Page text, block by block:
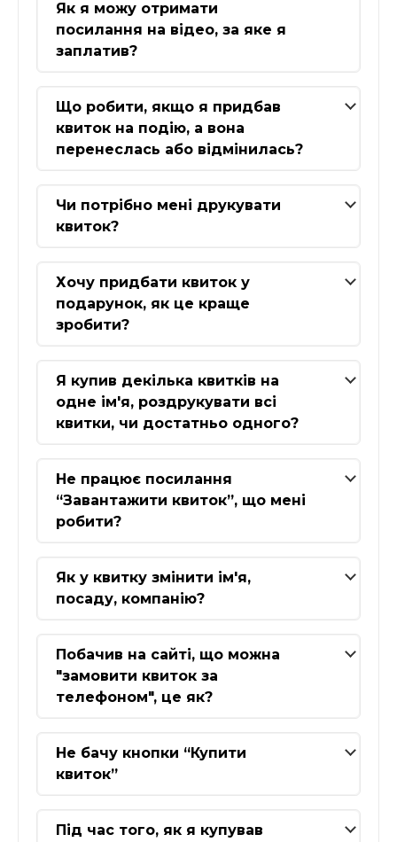
Як я можу отримати
посилання на відео, за яке я
заплатив?
Що робити, якщо я придбав
квиток на подію, а вона
перенеслась або відмінилась?
Чи потрібно мені друкувати
квиток?
Хочу придбати квиток у
подарунок, як це краще
зробити?
Я купив декілька квитків на
одне ім'я, роздрукувати всі
квитки, чи достатньо одного?
Не працює посилання
“Завантажити квиток”, що мені
робити?
Як у квитку змінити ім'я,
посаду, компанію?
Побачив на сайті, що можна
"замовити квиток за
телефоном", це як?
Не бачу кнопки “Купити
квиток”
Під час того, як я купував